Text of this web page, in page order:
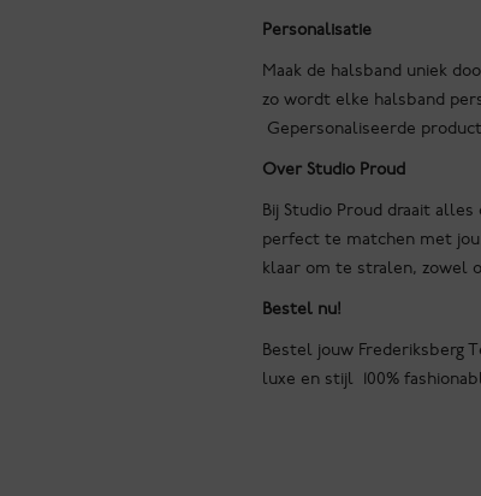
Personalisatie
Maak de halsband uniek
zo wordt elke halsband
Gepersonaliseerde
Over Studio Proud
Bij Studio Proud draait
perfect te matchen met
klaar om te stralen, zowel
Bestel nu!
Bestel jouw Frederiksberg
luxe en stijl 100%